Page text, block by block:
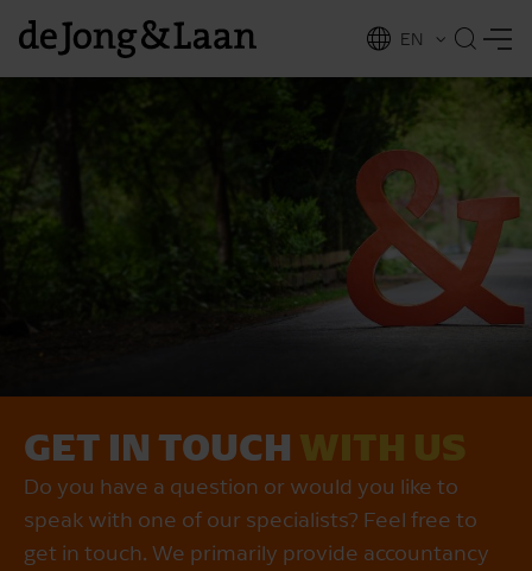
EN
NL
GET IN TOUCH WITH US
Do you have a question or would you like to
speak with one of our specialists? Feel free to
get in touch. We primarily provide accountancy